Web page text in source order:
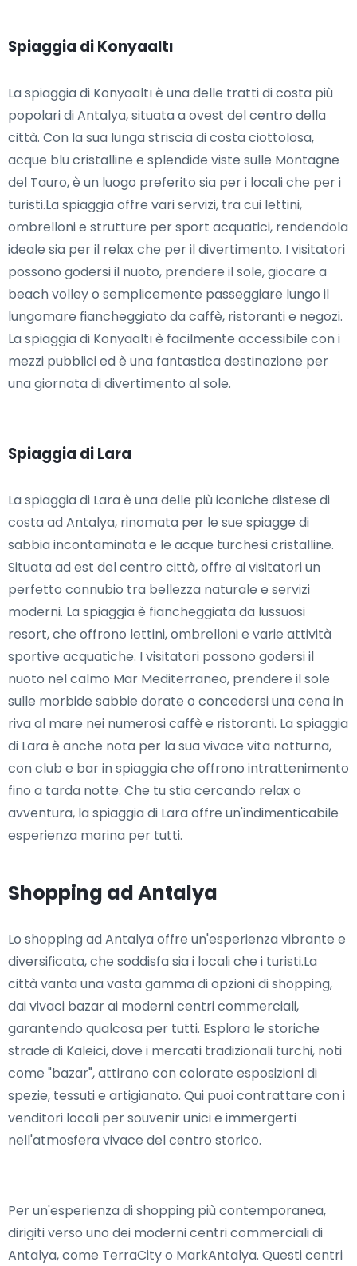
Spiaggia di Konyaaltı
La spiaggia di Konyaaltı è una delle tratti di costa più
popolari di Antalya, situata a ovest del centro della
città. Con la sua lunga striscia di costa ciottolosa,
acque blu cristalline e splendide viste sulle Montagne
del Tauro, è un luogo preferito sia per i locali che per i
turisti.La spiaggia offre vari servizi, tra cui lettini,
ombrelloni e strutture per sport acquatici, rendendola
ideale sia per il relax che per il divertimento. I visitatori
possono godersi il nuoto, prendere il sole, giocare a
beach volley o semplicemente passeggiare lungo il
lungomare fiancheggiato da caffè, ristoranti e negozi.
La spiaggia di Konyaaltı è facilmente accessibile con i
mezzi pubblici ed è una fantastica destinazione per
una giornata di divertimento al sole.
Spiaggia di Lara
La spiaggia di Lara è una delle più iconiche distese di
costa ad Antalya, rinomata per le sue spiagge di
sabbia incontaminata e le acque turchesi cristalline.
Situata ad est del centro città, offre ai visitatori un
perfetto connubio tra bellezza naturale e servizi
moderni. La spiaggia è fiancheggiata da lussuosi
resort, che offrono lettini, ombrelloni e varie attività
sportive acquatiche. I visitatori possono godersi il
nuoto nel calmo Mar Mediterraneo, prendere il sole
sulle morbide sabbie dorate o concedersi una cena in
riva al mare nei numerosi caffè e ristoranti. La spiaggia
di Lara è anche nota per la sua vivace vita notturna,
con club e bar in spiaggia che offrono intrattenimento
fino a tarda notte. Che tu stia cercando relax o
avventura, la spiaggia di Lara offre un'indimenticabile
esperienza marina per tutti.
Shopping ad Antalya
Lo shopping ad Antalya offre un'esperienza vibrante e
diversificata, che soddisfa sia i locali che i turisti.La
città vanta una vasta gamma di opzioni di shopping,
dai vivaci bazar ai moderni centri commerciali,
garantendo qualcosa per tutti. Esplora le storiche
strade di Kaleici, dove i mercati tradizionali turchi, noti
come "bazar", attirano con colorate esposizioni di
spezie, tessuti e artigianato. Qui puoi contrattare con i
venditori locali per souvenir unici e immergerti
nell'atmosfera vivace del centro storico.
Per un'esperienza di shopping più contemporanea,
dirigiti verso uno dei moderni centri commerciali di
Antalya, come TerraCity o MarkAntalya. Questi centri